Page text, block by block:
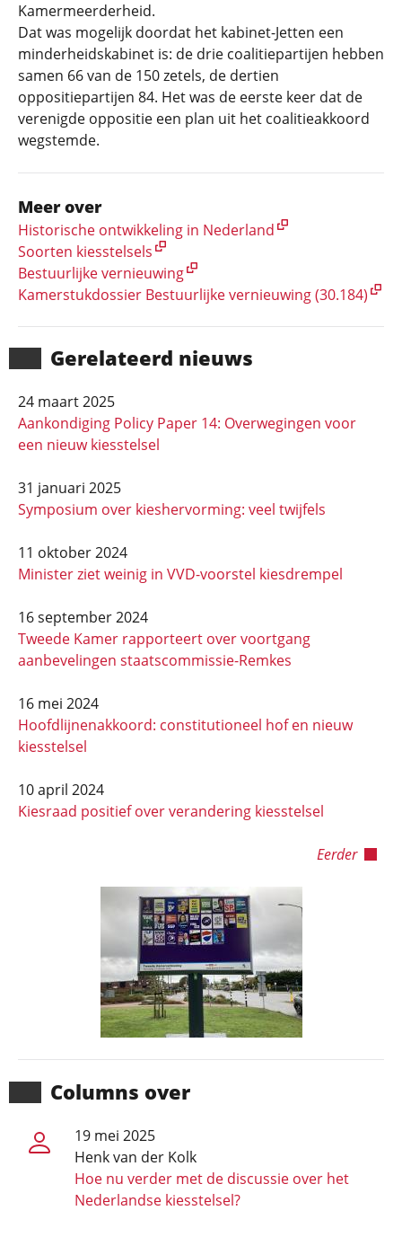
Gerela­teerd nieuws
24 maart 2025
Aankondiging Policy Paper 14: Overwegingen voor
een nieuw kiesstelsel
31 januari 2025
Symposium over kieshervorming: veel twijfels
11 oktober 2024
Minister ziet weinig in VVD-voorstel kiesdrempel
16 september 2024
Tweede Kamer rapporteert over voortgang
aanbevelingen staatscommissie-Remkes
16 mei 2024
Hoofdlijnenakkoord: constitutioneel hof en nieuw
kiesstelsel
10 april 2024
Kiesraad positief over verandering kiesstelsel
Eerder
Kamermeerderheid.
Dat was mogelijk doordat het kabinet-Jetten een
minderheidskabinet is: de drie coalitiepartijen hebben
samen 66 van de 150 zetels, de dertien
oppositiepartijen 84. Het was de eerste keer dat de
verenigde oppositie een plan uit het coalitieakkoord
wegstemde.
Meer over
Historische ontwikkeling in Nederland
Soorten kiesstelsels
Bestuurlijke vernieuwing
Kamerstukdossier Bestuurlijke vernieuwing (30.184)
Columns over
19 mei 2025
Henk van der Kolk
Hoe nu verder met de discussie over het
Nederlandse kiesstelsel?